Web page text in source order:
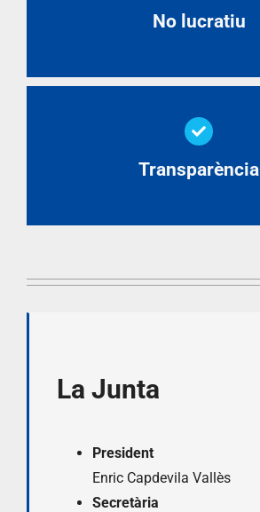
No lucratiu
Transparència
La Junta
President
Enric Capdevila Vallès
Secretària